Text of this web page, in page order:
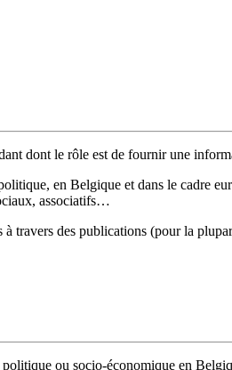
dont le rôle est de fournir une
en Belgique et dans le cadre
associatifs…
travers des publications (pour la
ou socio-économique en